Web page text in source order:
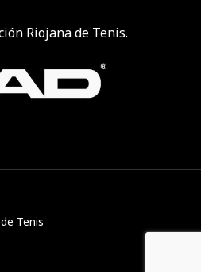
Riojana de Tenis.
Tenis